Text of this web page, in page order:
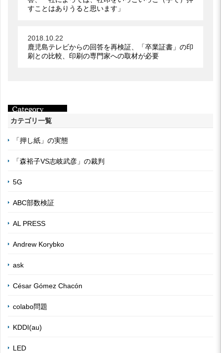
すことはありうると思います」
2018.10.22
鹿児島テレビからの回答を再検証、「卒業証書」の印
刷との比較、印刷の専門家への取材が必要
カテゴリ一覧
「押し紙」の実態
「森裕子VS志岐武彦」の裁判
5G
ABC部数検証
AL PRESS
Andrew Korybko
ask
César Gómez Chacón
colabo問題
KDDI(au)
LED